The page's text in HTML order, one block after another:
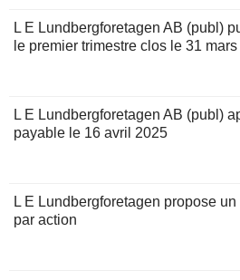
L E Lundbergforetagen AB (publ)
le premier trimestre clos le 31
L E Lundbergforetagen AB (publ)
payable le 16 avril 2025
L E Lundbergforetagen propose
par action